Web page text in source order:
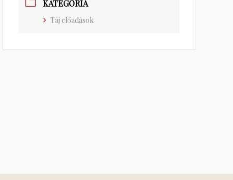
KATEGÓRIA
Táj előadások